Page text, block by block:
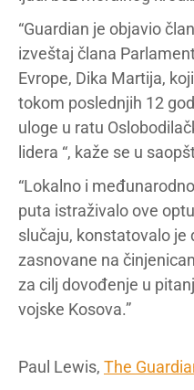
“Guardian je objavio
izveštaj člana
Evrope, Dika Martija,
tokom poslednjih 12
uloge u ratu
lidera “, kaže se u
“Lokalno i
puta istraživalo ove
slučaju, konstatovalo je
zasnovane na
za cilj dovođenje u
vojske Kosova.”
Paul Lewis, The